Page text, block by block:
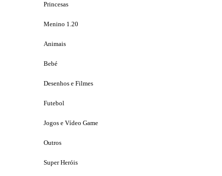
Princesas
Menino 1.20
Animais
Bebé
Desenhos e Filmes
Futebol
Jogos e Vídeo Game
Outros
Super Heróis